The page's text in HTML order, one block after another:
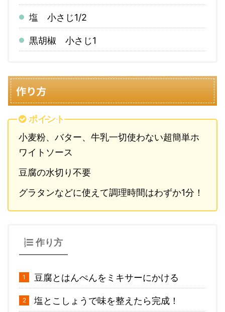
塩 小さじ1/2
黒胡椒 小さじ1
作り方
ポイント
小麦粉、バター、牛乳一切使わない超簡単ホ
ワイトソース
豆腐の水切り不要
グラタンなどに使えて調理時間はわずか1分！
作り方
豆腐とはんぺんをミキサーにかける
塩とこしょうで味を整えたら完成！